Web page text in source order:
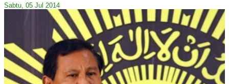
Sabtu, 05 Jul 2014